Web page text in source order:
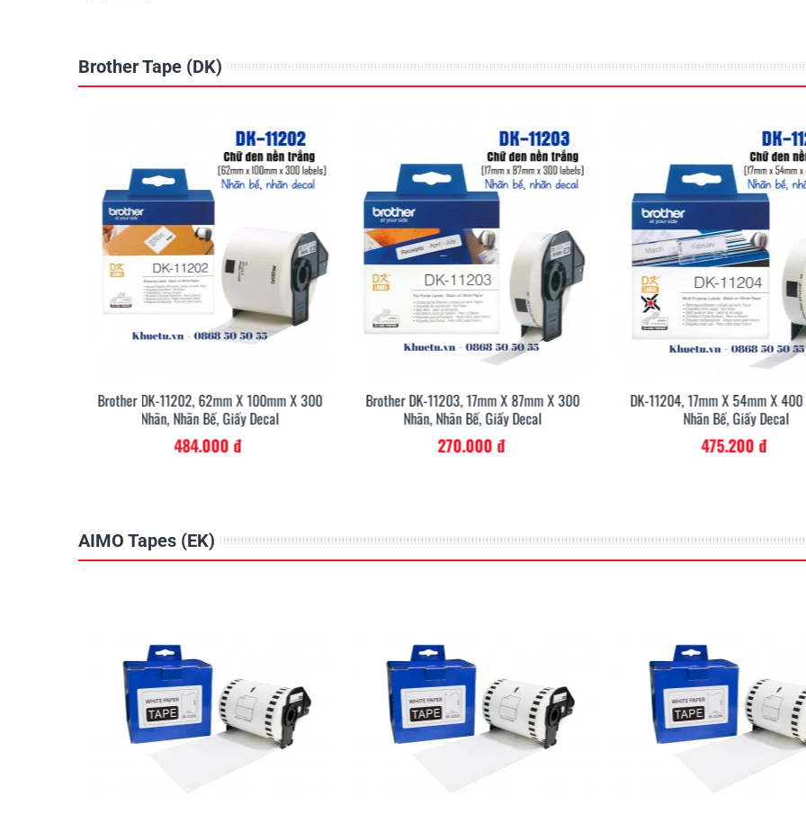
Đọc ngay Đọc ngay
Bán lẻ - Siêu thị
Đọc ngay
Kho hàng - Kho
Đọc ngay
Brother Tape (DK)
Brother DK-11202, 62mm X 100mm X 300
Nhãn, Nhãn Bế, Giấy Decal
484.000 đ
Brother DK-11203, 17mm X 87mm X 300
Nhãn, Nhãn Bế, Giấy Decal
270.000 đ
DK-11204, 17mm X 54mm X 400
Nhãn Bế, Giấy Decal
475.200 đ
AIMO Tapes (EK)